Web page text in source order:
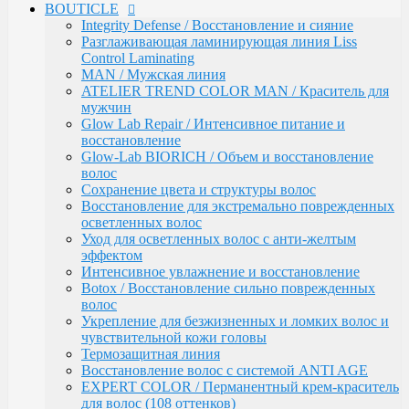
Обесцвечивание
Специальный уход
KEBREN
Окрашивание и уход
COLORTEC / Красители
COLORTEC PERMANENT /
COLORTEC DEMI-PERMANENT /
Полуперманентная крем-краска
COLORTEC SUPER-LIGHTENING /
крем-краска
COLORTEC / Крем-окислитель
BLOND FOUNDATION / Обесцвечивающий
порошок
EXPERT LINE / Уход
RE:SHAPE / Стайлинг
INCREDIBLE VOLUME / Для объема волос
TOTAL REPAIR / Для восстановления волос
HYDRA THERAPY / Для увлажнения волос
SAVE COLOR / Для окрашенных волос
CONCEPT
CURL MAKER / Химическая завивка
PROFY TOUCH / Защитные средства для кожи и
волос
BOUTICLE
Integrity Defense / Восстановление и сияние
Разглаживающая ламинирующая линия Liss
Control Laminating
MAN / Мужская линия
ATELIER TREND COLOR MAN / Краситель для
мужчин
Glow Lab Repair / Интенсивное питание и
восстановление
Glow-Lab BIORICH / Объем и восстановление
волос
Сохранение цвета и структуры волос
Восстановление для экстремально поврежденных
осветленных волос
Уход для осветленных волос с анти-желтым
эффектом
Интенсивное увлажнение и восстановление
Botox / Восстановление сильно поврежденных
волос
Укрепление для безжизненных и ломких волос и
чувствительной кожи головы
Термозащитная линия
Воcстановление волос с системой ANTI AGE
EXPERT COLOR / Перманентный крем-краситель
для волос (108 оттенков)